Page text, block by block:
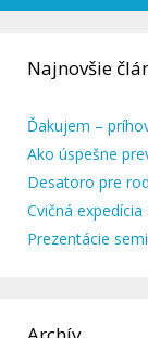
Najnovšie
Ďakujem –
Ako úspešne
Desatoro pre
Cvičná expedícia
Prezentácie